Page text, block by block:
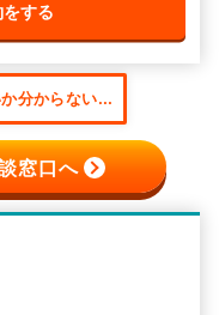
する
分からない...
窓口へ